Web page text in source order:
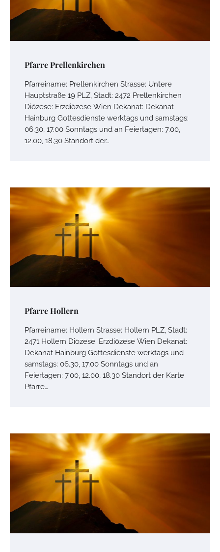
Pfarre Prellenkirchen
Pfarreiname: Prellenkirchen Strasse: Untere
Hauptstraße 19 PLZ, Stadt: 2472 Prellenkirchen
Diözese: Erzdiözese Wien Dekanat: Dekanat
Hainburg Gottesdienste werktags und samstags:
06.30, 17.00 Sonntags und an Feiertagen: 7.00,
12.00, 18.30 Standort der…
Pfarre Hollern
Pfarreiname: Hollern Strasse: Hollern PLZ, Stadt:
2471 Hollern Diözese: Erzdiözese Wien Dekanat:
Dekanat Hainburg Gottesdienste werktags und
samstags: 06.30, 17.00 Sonntags und an
Feiertagen: 7.00, 12.00, 18.30 Standort der Karte
Pfarre…